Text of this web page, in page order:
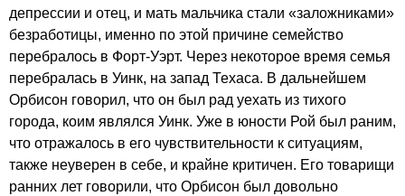
депрессии и отец, и мать мальчика стали «заложниками»
безработицы, именно по этой причине семейство
перебралось в Форт-Уэрт. Через некоторое время семья
перебралась в Уинк, на запад Техаса. В дальнейшем
Орбисон говорил, что он был рад уехать из тихого
города, коим являлся Уинк. Уже в юности Рой был раним,
что отражалось в его чувствительности к ситуациям,
также неуверен в себе, и крайне критичен. Его товарищи
ранних лет говорили, что Орбисон был довольно